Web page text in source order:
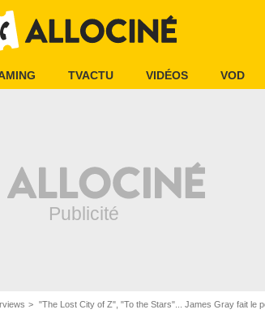
TVACTU VIDÉOS VOD
"The Lost City of Z", "To the Stars"... James Gray fait le